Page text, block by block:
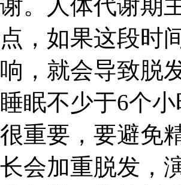
谢。人体代谢期
点，如果这段时
响，就会导致脱
睡眠不少于6个
很重要，要避免
长会加重脱发，